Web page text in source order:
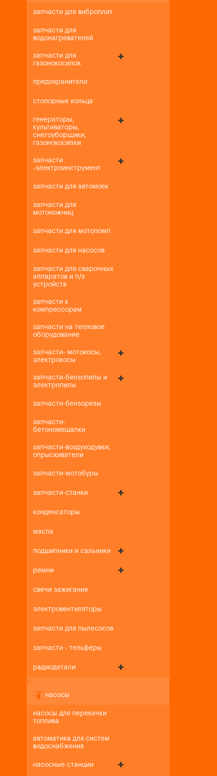
запчасти для виброплит
запчасти для
водонагревателей
запчасти для
газонокосилок
предохранители
стопорные кольца
генераторы,
культиваторы,
снегоуборщики,
газонокосилки
запчасти
-электроинструмент
запчасти для автомоек
запчасти для
мотоножниц
запчасти для мотопомп
запчасти для насосов
запчасти для сварочных
аппаратов и п/з
устройств
запчасти к
компрессорам
запчасти на тепловое
оборудование
запчасти- мотокосы,
электрокосы
запчасти-бензопилы и
электропилы
запчасти-бензорезы
запчасти-
бетономешалки
запчасти-воздуходувки,
опрыскиватели
запчасти-мотобуры
запчасти-станки
конденсаторы
масла
подшипники и сальники
ремни
свечи зажигания
электровентиляторы
запчасти для пылесосов
запчасти - тельферы
радиодетали
+-
насосы
насосы для перекачки
топлива
автоматика для систем
водоснабжения
насосные станции